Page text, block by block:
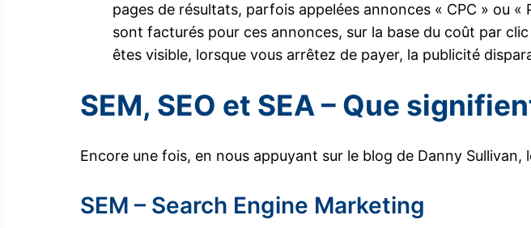
pages de résultats, parfois appelées annonces « CPC » ou
sont facturés pour ces annonces, sur la base du coût par
êtes visible, lorsque vous arrêtez de payer, la publicité
SEM, SEO et SEA – Que
Encore une fois, en nous appuyant sur le blog de Danny Sullivan,
SEM – Search Engine Marketing